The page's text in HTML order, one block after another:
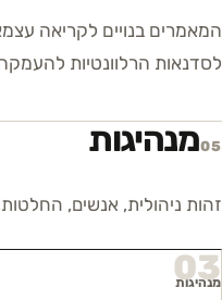
המאמרים בנויים לקריאה
לסדנאות הרלוונטיות
05מנהיגות
זהות ניהולית, אנשים,
מנהיגות
03